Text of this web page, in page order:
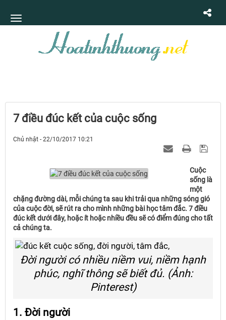
7 điều đúc kết của cuộc sống
Chủ nhật - 22/10/2017 10:21
Cuộc
sống là
một
chặng đường dài, mỗi chúng ta sau khi trải qua những sóng gió
của cuộc đời, sẽ rút ra cho mình những bài học tâm đắc. 7 điều
đúc kết dưới đây, hoặc ít hoặc nhiều đều sẽ có điểm đúng cho tất
cả chúng ta.
Đời người có nhiều niềm vui, niềm hạnh
phúc, nghĩ thông sẽ biết đủ. (Ảnh:
Pinterest)
1. Đời người